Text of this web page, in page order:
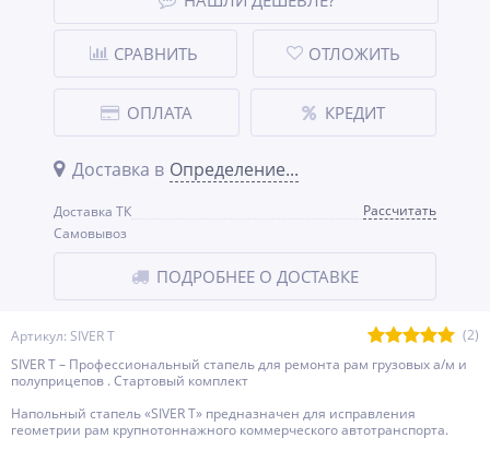
Артикул: SIVER T
(2)
SIVER T – Профессиональный стапель для ремонта рам грузовых а/м и
полуприцепов . Стартовый комплект
Напольный стапель «SIVER T» предназначен для исправления
геометрии рам крупнотоннажного коммерческого автотранспорта.
СРАВНИТЬ ОТЛОЖИТЬ
ОПЛАТА КРЕДИТ
Доставка в Определение...
Доставка ТК
Рассчитать
Самовывоз
ПОДРОБНЕЕ О ДОСТАВКЕ